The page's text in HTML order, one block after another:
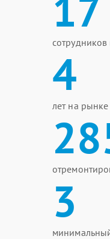
сотрудников
4
лет на рынке
3